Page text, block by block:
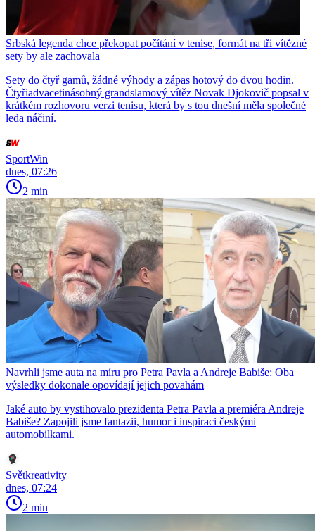
Srbská legenda chce překopat počítání v tenise, formát na tři vítězné
sety by ale zachovala
Sety do čtyř gamů, žádné výhody a zápas hotový do dvou hodin.
Čtyřiadvacetinásobný grandslamový vítěz Novak Djokovič popsal v
krátkém rozhovoru verzi tenisu, která by s tou dnešní měla společné
leda náčiní.
SportWin
dnes, 07:26
2 min
Navrhli jsme auta na míru pro Petra Pavla a Andreje Babiše: Oba
výsledky dokonale opovídají jejich povahám
Jaké auto by vystihovalo prezidenta Petra Pavla a premiéra Andreje
Babiše? Zapojili jsme fantazii, humor i inspiraci českými
automobilkami.
Světkreativity
dnes, 07:24
2 min